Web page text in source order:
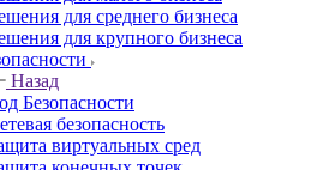
для среднего бизнеса
для крупного бизнеса
Назад
Безопасности
безопасность
виртуальных сред